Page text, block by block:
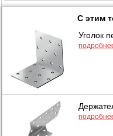
С этим
Уголок